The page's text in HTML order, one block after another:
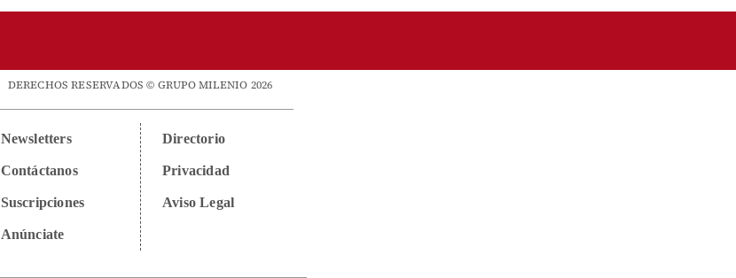
DERECHOS RESERVADOS © GRUPO MILENIO 2026
Newsletters
Contáctanos
Suscripciones
Anúnciate
Directorio
Privacidad
Aviso Legal